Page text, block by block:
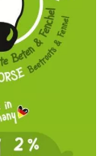
Purbello
an,
Als